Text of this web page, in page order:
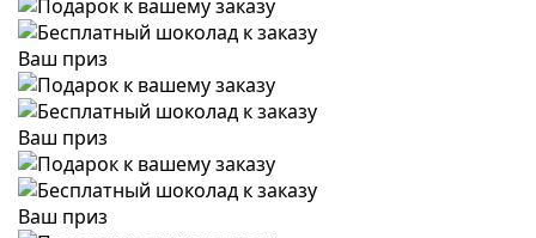
Ваш приз
Ваш приз
Ваш приз